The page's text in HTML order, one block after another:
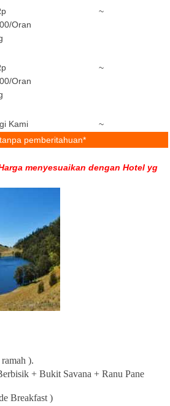
Oran
~
Oran
~
Kami
~
pemberitahuan*
menyesuaikan dengan Hotel yg
).
+ Bukit Savana + Ranu Pane
Breakfast )